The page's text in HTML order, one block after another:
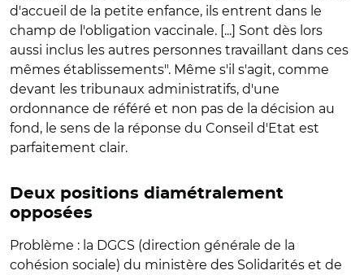
d'accueil de la petite enfance, ils entrent dans le
champ de l'obligation vaccinale. [...] Sont dès lors
aussi inclus les autres personnes travaillant dans ces
mêmes établissements". Même s'il s'agit, comme
devant les tribunaux administratifs, d'une
ordonnance de référé et non pas de la décision au
fond, le sens de la réponse du Conseil d'Etat est
parfaitement clair.
Deux positions diamétralement
opposées
Problème : la DGCS (direction générale de la
cohésion sociale) du ministère des Solidarités et de